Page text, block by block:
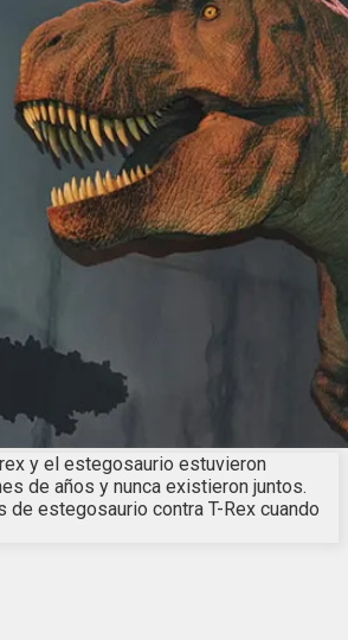
y el estegosaurio estuvieron
de años y nunca existieron juntos.
de estegosaurio contra T-Rex cuando